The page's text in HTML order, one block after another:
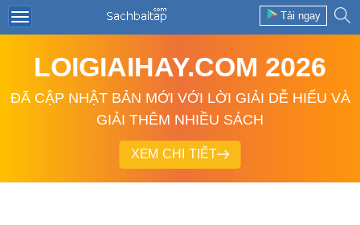
Tải ngay
LOIGIAIHAY.COM 2026
ĐÃ CẬP NHẬT BẢN MỚI VỚI LỜI GIẢI DỄ HIỂU VÀ
GIẢI THÊM NHIỀU SÁCH
XEM CHI TIẾT